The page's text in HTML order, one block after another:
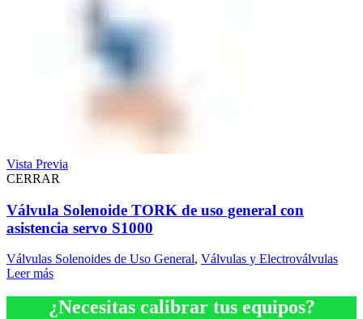
Vista Previa
CERRAR
Válvula Solenoide TORK de uso general con
asistencia servo S1000
Válvulas Solenoides de Uso General, Válvulas y Electroválvulas
Leer más
¿Necesitas calibrar tus equipos?